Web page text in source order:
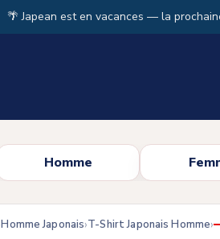
🌴 Japean est en vacances — la
Homme
Homme Japonais T-Shirt Japonais Homme